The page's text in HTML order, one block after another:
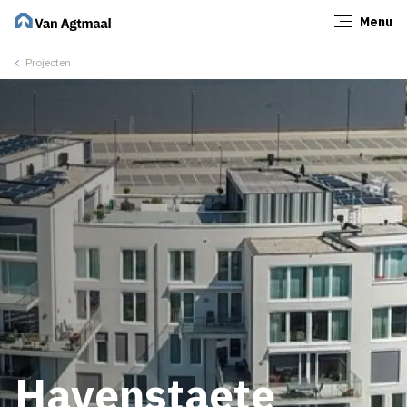
Menu
Projecten
Havenstaete
Sluiten